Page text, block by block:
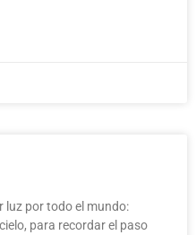
luz por todo el mundo:
para recordar el paso